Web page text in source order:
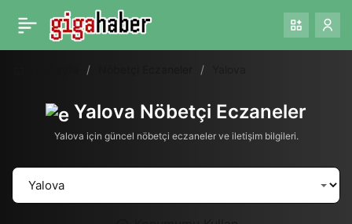
Yalova Nöbetçi Eczaneler
Yalova için güncel nöbetçi eczaneler ve iletişim bilgileri.